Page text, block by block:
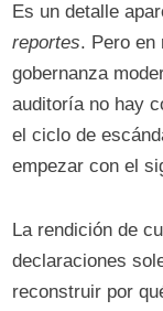
Es un detalle
reportes. Pero en
gobernanza
auditoría no hay
el ciclo de
empezar con el
La rendición de
declaraciones
reconstruir por